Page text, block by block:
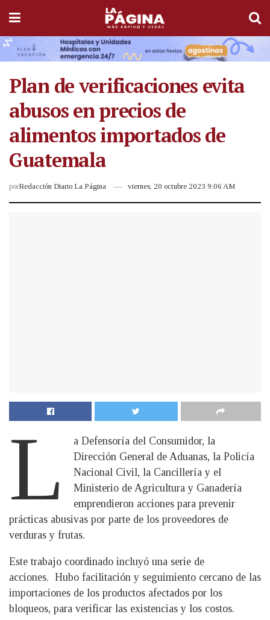
Plan de verificaciones evita
abusos en precios de
alimentos importados de
Guatemala
porRedacción Diario La Página viernes, 20 octubre 2023 9:06 AM
L
a Defensoría del Consumidor, la
Dirección General de Aduanas, la Policía
Nacional Civil, la Cancillería y el
Ministerio de Agricultura y Ganadería
emprendieron acciones para prevenir
prácticas abusivas por parte de los proveedores de
verduras y frutas.
Este trabajo coordinado incluyó una serie de
acciones. Hubo facilitación y seguimiento cercano de las
importaciones de los productos afectados por los
bloqueos, para verificar las existencias y los costos.